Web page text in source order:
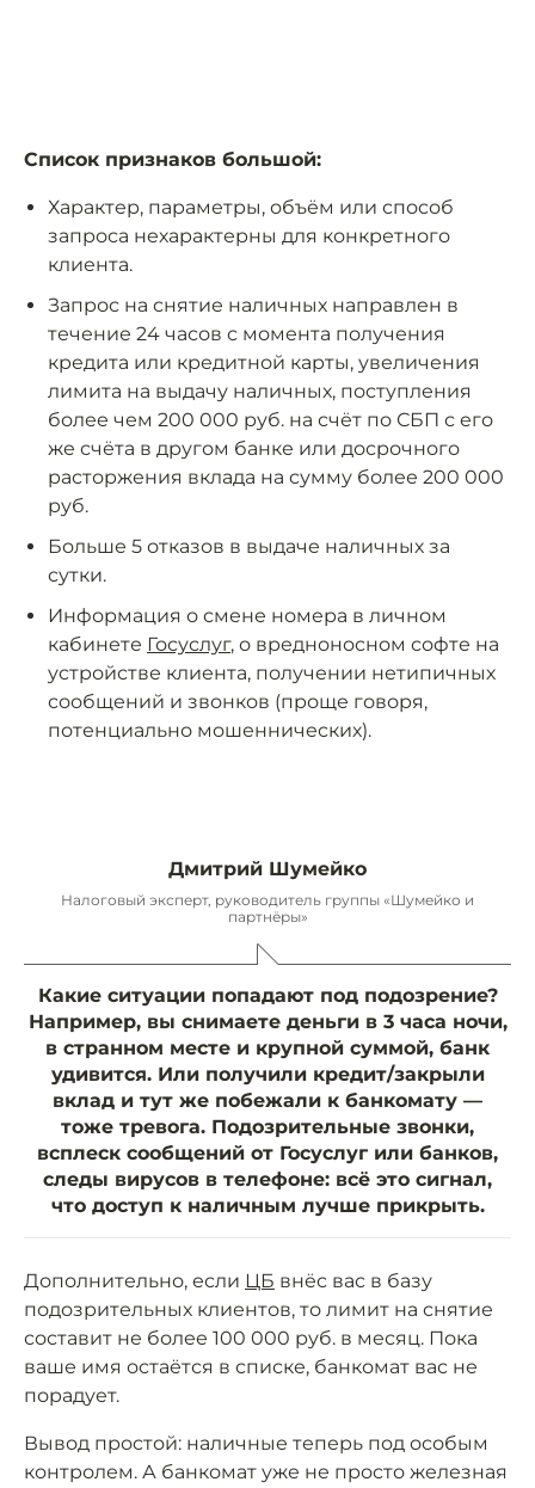
Список признаков большой:
Характер, параметры, объём или способ
запроса нехарактерны для конкретного
клиента.
Запрос на снятие наличных направлен в
течение 24 часов с момента получения
кредита или кредитной карты, увеличения
лимита на выдачу наличных, поступления
более чем 200 000 руб. на счёт по СБП с его
же счёта в другом банке или досрочного
расторжения вклада на сумму более 200 000
руб.
Больше 5 отказов в выдаче наличных за
сутки.
Информация о смене номера в личном
кабинете Госуслуг, о вредноносном софте на
устройстве клиента, получении нетипичных
сообщений и звонков (проще говоря,
потенциально мошеннических).
Дмитрий Шумейко
Налоговый эксперт, руководитель группы «Шумейко и
партнёры»
Какие ситуации попадают под подозрение?
Например, вы снимаете деньги в 3 часа ночи,
в странном месте и крупной суммой, банк
удивится. Или получили кредит/закрыли
вклад и тут же побежали к банкомату —
тоже тревога. Подозрительные звонки,
всплеск сообщений от Госуслуг или банков,
следы вирусов в телефоне: всё это сигнал,
что доступ к наличным лучше прикрыть.
Дополнительно, если ЦБ внёс вас в базу
подозрительных клиентов, то лимит на снятие
составит не более 100 000 руб. в месяц. Пока
ваше имя остаётся в списке, банкомат вас не
порадует.
Вывод простой: наличные теперь под особым
контролем. А банкомат уже не просто железная